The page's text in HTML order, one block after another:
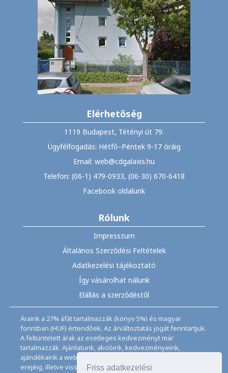
Friss adatkezelési
Elérhetőség
1119 Budapest, Tétényi út 79.
Ügyfélfogadás: Hétfő–Péntek 9-17 óráig
Email: web@cdgalaxis.hu
Telefon: (06-1) 479-0933, (06-30) 670-6418
Facebook oldalunk
Rólunk
Impresszum
Általános Szerződési Feltételek
Adatkezelési tájékoztató
Így vásárolhat nálunk
Elállás a szerződéstől
Áraink a 27% áfát tartalmazzák (könyv 5%) és magyar
forintban (HUF) értendőek. Az árváltoztatás jogát fenntartjuk.
A feltüntetett árak az esetleges kedvezményt már
tartalmazzák. Ajánlatunk, akcióink, kedvezményeink,
ajándékaink a webáruházban feltüntetett ideig, a készletek
erejéig, illetve visszavonásig érvényesek.